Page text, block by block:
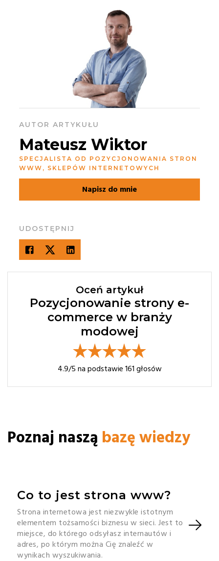
AUTOR ARTYKUŁU
Mateusz Wiktor
SPECJALISTA OD POZYCJONOWANIA STRON
WWW, SKLEPÓW INTERNETOWYCH
Napisz do mnie
UDOSTĘPNIJ
Oceń artykuł
Pozycjonowanie strony e-
commerce w branży
modowej
4.9/5 na podstawie 161 głosów
Poznaj naszą bazę wiedzy
Co to jest strona www?
Strona internetowa jest niezwykle istotnym
elementem tożsamości biznesu w sieci. Jest to
miejsce, do którego odsyłasz internautów i
adres, po którym można Cię znaleźć w
wynikach wyszukiwania.